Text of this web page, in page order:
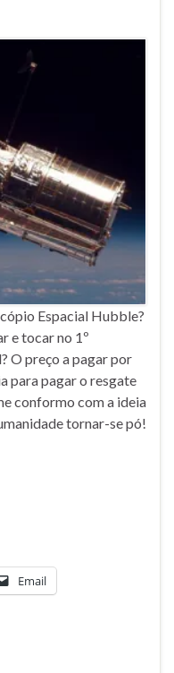
Espacial Hubble?
e tocar no 1º
O preço a pagar por
para pagar o resgate
conformo com a ideia
tornar-se pó!
Email